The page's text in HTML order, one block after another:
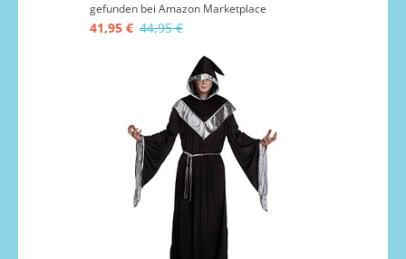
gefunden bei Amazon Marketplace
41,95 € 44,95 €